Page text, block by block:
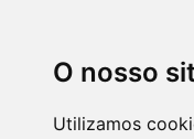
O nosso
Utilizamos